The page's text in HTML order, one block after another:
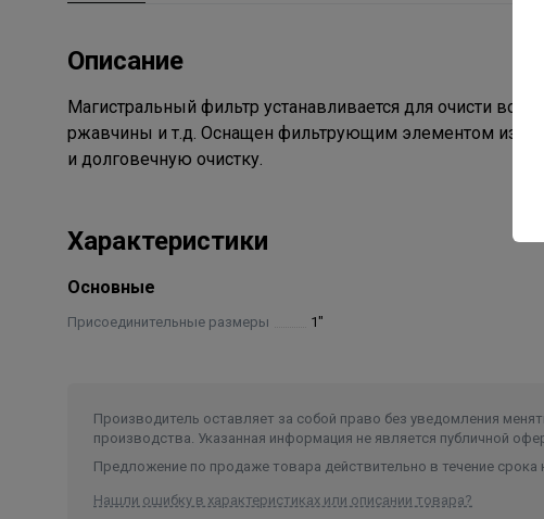
Описание
Магистральный фильтр устанавливается для очисти
ржавчины и т.д. Оснащен фильтрующим элементом из
и долговечную очистку.
Характеристики
Основные
Присоединительные размеры 1"
Производитель оставляет за собой право без уведомления
производства. Указанная информация не является публичной
Предложение по продаже товара действительно в течение срока
Нашли ошибку в характеристиках или описании товара?